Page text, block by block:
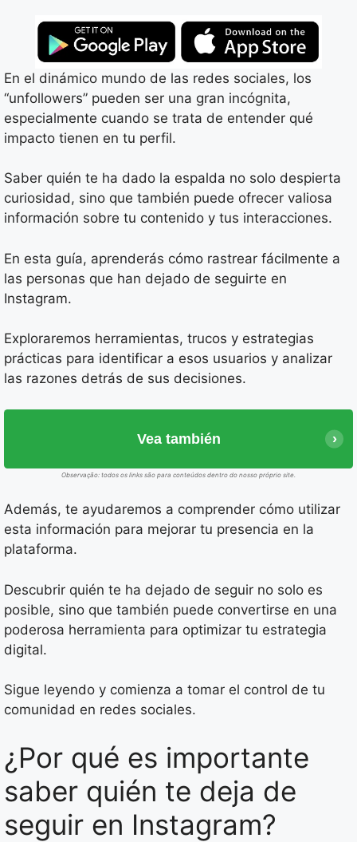
En el dinámico mundo de las redes sociales, los
“unfollowers” pueden ser una gran incógnita,
especialmente cuando se trata de entender qué
impacto tienen en tu perfil.
Saber quién te ha dado la espalda no solo despierta
curiosidad, sino que también puede ofrecer valiosa
información sobre tu contenido y tus interacciones.
En esta guía, aprenderás cómo rastrear fácilmente a
las personas que han dejado de seguirte en
Instagram.
Exploraremos herramientas, trucos y estrategias
prácticas para identificar a esos usuarios y analizar
las razones detrás de sus decisiones.
Vea también
Observação: todos os links são para conteúdos dentro do nosso próprio site.
Además, te ayudaremos a comprender cómo utilizar
esta información para mejorar tu presencia en la
plataforma.
Descubrir quién te ha dejado de seguir no solo es
posible, sino que también puede convertirse en una
poderosa herramienta para optimizar tu estrategia
digital.
Sigue leyendo y comienza a tomar el control de tu
comunidad en redes sociales.
¿Por qué es importante
saber quién te deja de
seguir en Instagram?